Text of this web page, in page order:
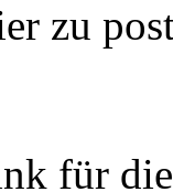
zu
für